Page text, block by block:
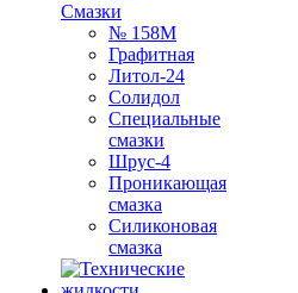
Смазки
№ 158М
Графитная
Литол-24
Солидол
Специальные
смазки
Шрус-4
Проникающая
смазка
Силиконовая
смазка